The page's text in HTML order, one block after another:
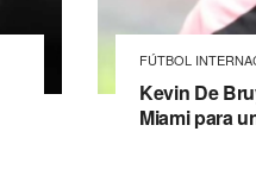
FÚTBOL
Kevin De
Miami para